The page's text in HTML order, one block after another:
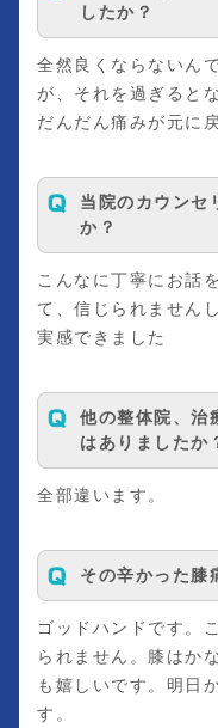
したか？
全然良くならないん
が、それを過ぎると
だんだん痛みが元に
当院のカウンセ
か？
こんなに丁寧にお話
て、信じられません
実感できました
他の整体院、治
はありましたか
全部違います。
その辛かった膝
ゴッドハンドです。
られません。膝はか
も嬉しいです。明日
す。